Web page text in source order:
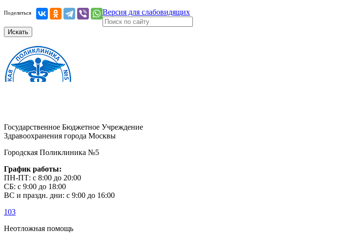
Поделиться Версия для слабовидящих
Искать
Государственное Бюджетное Учреждение
Здравоохранения города Москвы
Городская Поликлиника №5
График работы:
ПН-ПТ: с 8:00 до 20:00
СБ: с 9:00 до 18:00
ВС и праздн. дни: с 9:00 до 16:00
103
Неотложная помощь